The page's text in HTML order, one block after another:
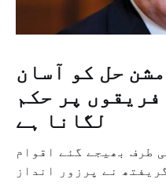
حل کو آسان
پر حکم
لگانا ہے
طرف بھیجے گئے اقوام
نے پرزور انداز